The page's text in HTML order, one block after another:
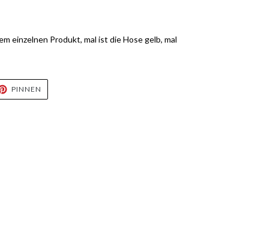
einzelnen Produkt, mal ist die Hose gelb, mal
PINNEN
PINNEN